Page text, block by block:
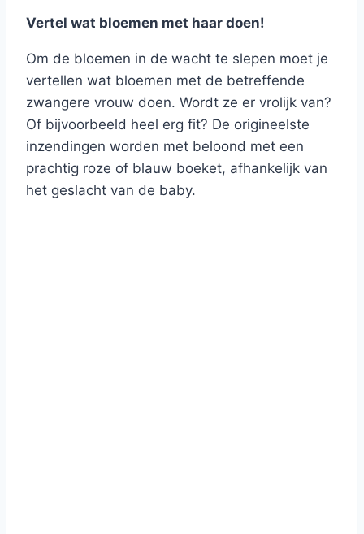
Vertel wat bloemen met haar doen!
Om de bloemen in de wacht te slepen moet je
vertellen wat bloemen met de betreffende
zwangere vrouw doen. Wordt ze er vrolijk van?
Of bijvoorbeeld heel erg fit? De origineelste
inzendingen worden met beloond met een
prachtig roze of blauw boeket, afhankelijk van
het geslacht van de baby.